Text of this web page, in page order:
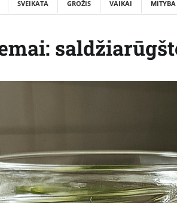
SVEIKATA GROŽIS VAIKAI MITYBA